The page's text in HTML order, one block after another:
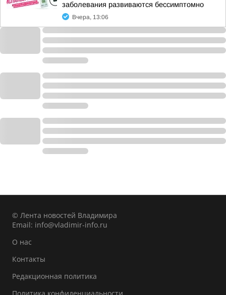
заболевания развиваются бессимптомно
Вчера, 13:06
© Лента новостей Владимира
Email: info@vladimir-info.ru
О нас
Контакты
Редакционная политика